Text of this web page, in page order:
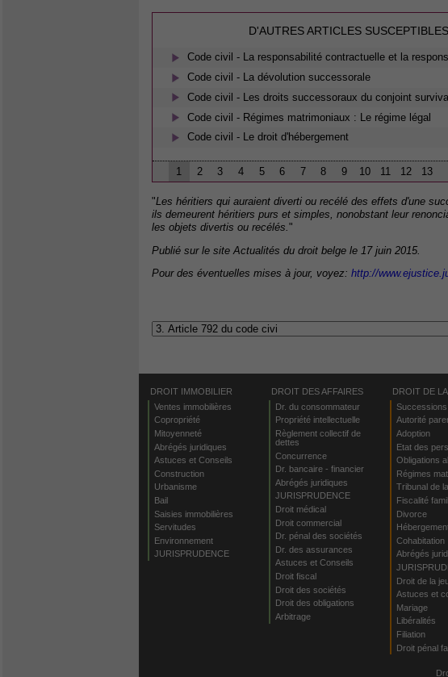
D'AUTRES ARTICLES
Code civil - La responsabilité contractuelle et la
Code civil - La dévolution successorale
Code civil - Les droits successoraux du conjoint
Code civil - Régimes matrimoniaux : Le régime légal
Code civil - Le droit d'hébergement
1 2 3 4 5 6 7 8 9 10 11 12 13
"Les héritiers qui auraient diverti ou recélé des effets d'une
ils demeurent héritiers purs et simples, nonobstant leur
les objets divertis ou recélés. "
Publié sur le site Actualités du droit belge le 17 juin 2015.
Pour des éventuelles mises à jour, voyez: http://
DROIT IMMOBILIER
Ventes immobilières
Copropriété
Mitoyenneté
Abrégés juridiques
Astuces et Conseils
Construction
Urbanisme
Bail
Saisies immobilières
Servitudes
Environnement
JURISPRUDENCE
DROIT DES AFFAIRES
Dr. du consommateur
Propriété intellectuelle
Règlement collectif de
dettes
Concurrence
Dr. bancaire - financier
Abrégés juridiques
JURISPRUDENCE
Droit médical
Droit commercial
Dr. pénal des sociétés
Dr. des assurances
Astuces et Conseils
Droit fiscal
Droit des sociétés
Droit des obligations
Arbitrage
DROIT DE
Successions
Autorité
Adoption
Etat des
Obligations
Régimes
Tribunal de
Fiscalité
Divorce
Cohabitation
Abrégés
Droit de la
Astuces et
Mariage
Libéralités
Filiation
Droit pénal